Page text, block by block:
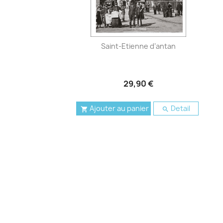
Saint-Etienne d’antan
29,90 €
 Ajouter au panier  Detail